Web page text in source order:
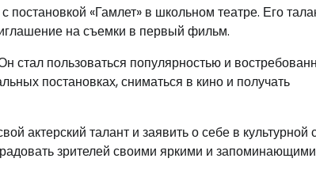
«Гамлет» в школьном театре. Его
на съемки в первый фильм.
стал пользоваться популярностью и
постановках, сниматься в кино и получать
актерский талант и заявить о себе в культурной
зрителей своими яркими и